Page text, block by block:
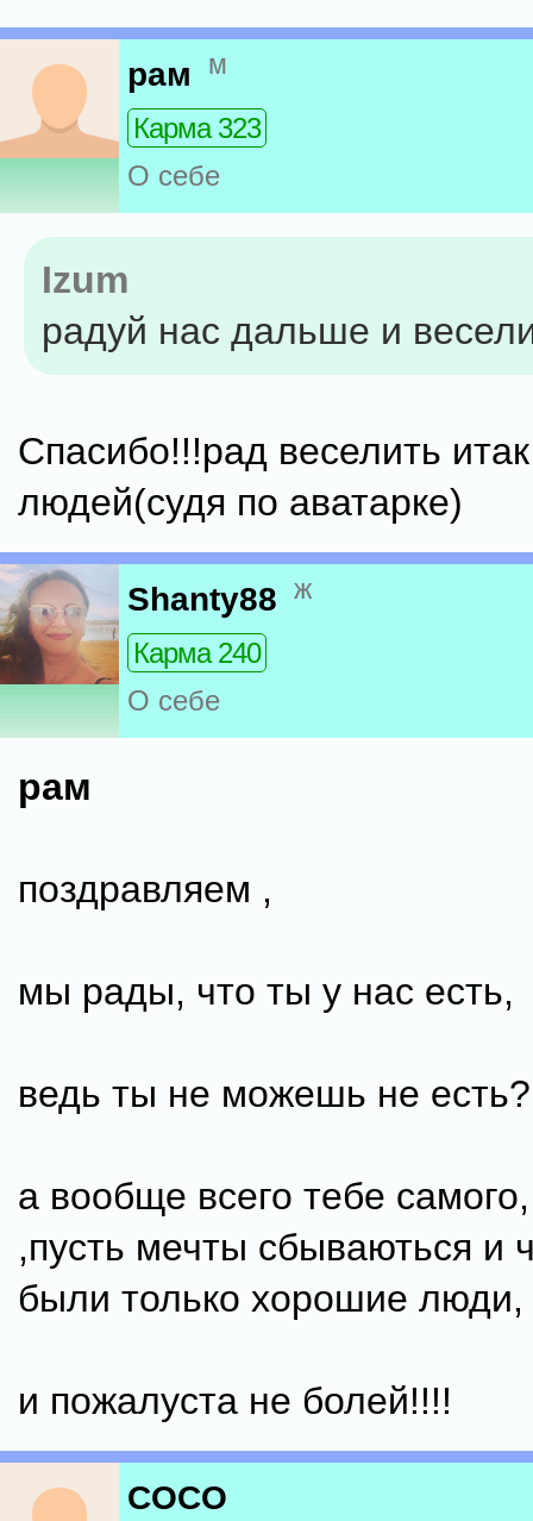
рам м
Карма 323
О себе
Izum
радуй нас дальше и
Спасибо!!!рад веселить
людей(судя по аватарке)
Shanty88 ж
Карма 240
О себе
рам
поздравляем ,
мы рады, что ты у нас есть,
ведь ты не можешь не есть?
а вообще всего тебе
,пусть мечты сбываються и
были только хорошие люди,
и пожалуста не болей!!!!
COCO